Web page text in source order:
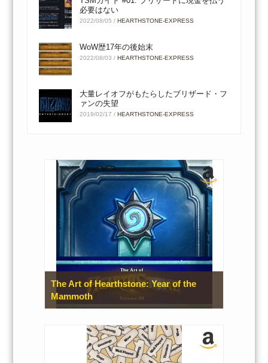
必要はない
2022/08/05 /HEARTHSTONE-EXPRESS
WoW歴17年の後始末
2022/08/03 /HEARTHSTONE-EXPRESS
大量レイオフがもたらしたブリザード・フ
ァンの失望
2019/02/17 /HEARTHSTONE-EXPRESS
The Art of Hearthstone: Year of the
Mammoth